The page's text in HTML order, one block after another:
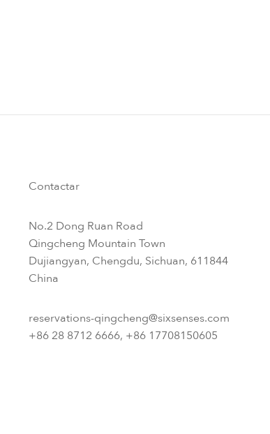
Contactar
No.2 Dong Ruan Road
Qingcheng Mountain Town
Dujiangyan, Chengdu, Sichuan, 611844
China
reservations-qingcheng@sixsenses.com
+86 28 8712 6666, +86 17708150605